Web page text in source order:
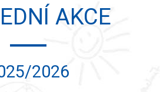
AKCE
2026